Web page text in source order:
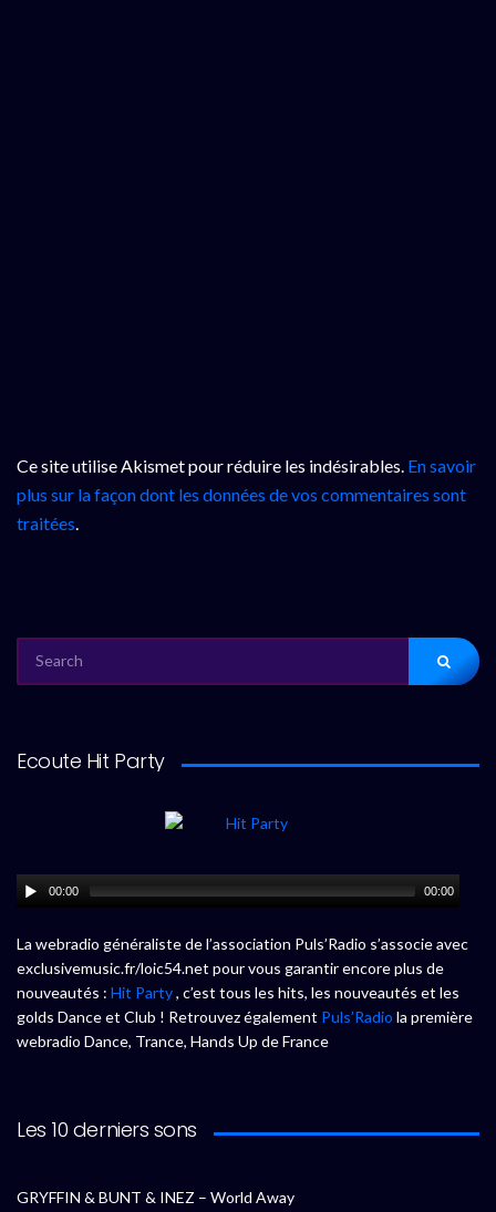
Ce site utilise Akismet pour réduire les indésirables. En savoir
plus sur la façon dont les données de vos commentaires sont
traitées.
FOR:
Ecoute Hit Party
00:00 00:00
La webradio généraliste de l’association Puls’Radio s’associe avec
exclusivemusic.fr/loic54.net pour vous garantir encore plus de
nouveautés : Hit Party, c’est tous les hits, les nouveautés et les
golds Dance et Club ! Retrouvez également Puls’Radio la première
webradio Dance, Trance, Hands Up de France
Les 10 derniers sons
GRYFFIN & BUNT & INEZ – World Away